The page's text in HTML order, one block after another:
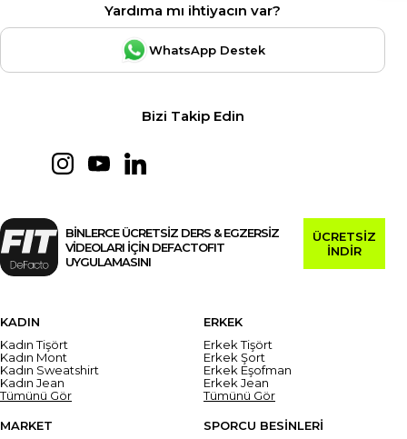
Yardıma mı ihtiyacın var?
WhatsApp Destek
Bizi Takip Edin
BİNLERCE ÜCRETSİZ DERS & EGZERSİZ
VİDEOLARI İÇİN DEFACTOFIT
UYGULAMASINI
ÜCRETSİZ
İNDİR
KADIN
Kadın Tişört
Kadın Mont
Kadın Sweatshirt
Kadın Jean
Tümünü Gör
ERKEK
Erkek Tişört
Erkek Şort
Erkek Eşofman
Erkek Jean
Tümünü Gör
MARKET
SPORCU BESİNLERİ